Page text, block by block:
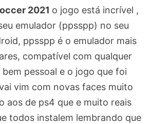
2021 o jogo está incrível ,
emulador (ppsspp) no seu
ppsspp é o emulador mais
compatível com qualquer
pessoal e o jogo que foi
vim com novas faces muito
aos de ps4 que e muito reais
todos instalem lembrando que